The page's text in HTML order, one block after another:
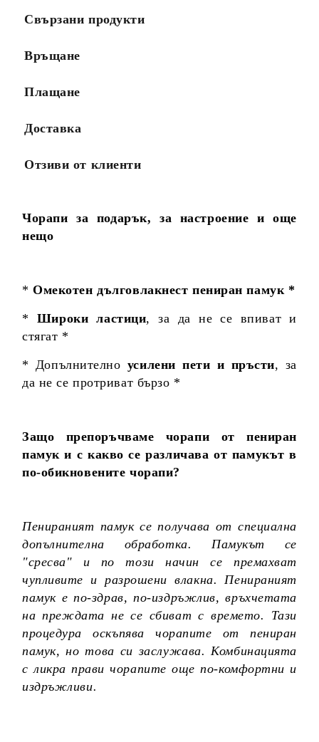
Свързани продукти
Връщане
Плащане
Доставка
Отзиви от клиенти
Чорапи за подарък, за настроение и още
нещо
*Омекотен дълговлакнест пениран памук *
* Широки ластици, за да не се впиват и
стягат *
* Допълнително усилени пети и пръсти, за
да не се протриват бързо *
Защо препоръчваме чорапи от пениран
памук и с какво се различава от памукът в
по-обикновените чорапи?
Пенираният памук се получава от специална
допълнителна обработка. Памукът се
"сресва" и по този начин се премахват
чупливите и разрошени влакна. Пенираният
памук е по-здрав, по-издръжлив, връхчетата
на преждата не се сбиват с времето. Тази
процедура оскъпява чорапите от пениран
памук, но това си заслужава. Комбинацията
с ликра прави чорапите още по-комфортни и
издръжливи.